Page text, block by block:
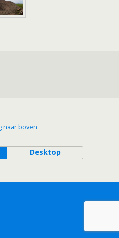
naar boven
Desktop